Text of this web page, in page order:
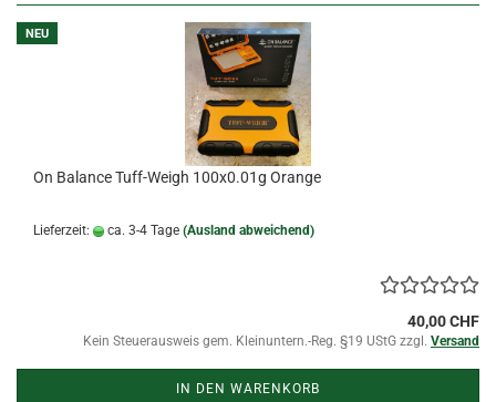
NEU
On Balance Tuff-Weigh 100x0.01g Orange
Lieferzeit: ca. 3-4 Tage (Ausland abweichend)
40,00 CHF
Kein Steuerausweis gem. Kleinuntern.-Reg. §19 UStG zzgl. Versand
IN DEN WARENKORB